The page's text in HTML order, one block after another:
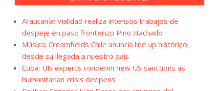
Araucanía: Vialidad realiza intensos trabajos de
despeje en paso fronterizo Pino Hachado
Música: Creamfields Chile anuncia line up histórico
desde su llegada a nuestro país
Cuba: UN experts condemn new US sanctions as
humanitarian crisis deepens